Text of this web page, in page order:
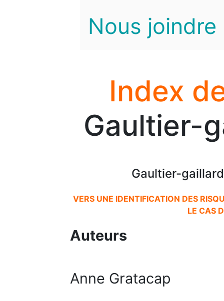
Nous joindre
Index
Gaultier-
Gaultier-
VERS UNE IDENTIFICATION DES
LE CAS
Auteurs
Anne Gratacap